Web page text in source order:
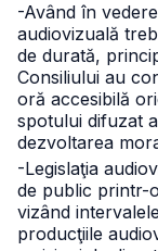
-Având în
audiovizuală
de durată,
Consiliului au
oră accesibilă
spotului difuzat
dezvoltarea
-Legislaţia
de public printr-
vizând
producţiile